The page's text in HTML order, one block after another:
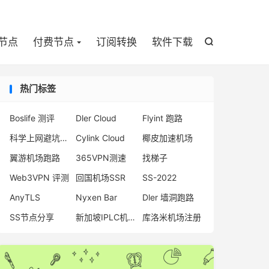

点 付费节点 订阅转换 软件下载
热门标签
Boslife 测评 Dler Cloud
Flyint 跑路
科学上网避坑指南
Cylink Cloud
椰皮加速机场
翼游机场跑路
365VPN测速
找梯子
Web3VPN 评测
回国机场SSR
SS-2022
AnyTLS
Nyxen Bar
Dler 墙洞跑路
SS节点分享
新加坡IPLC机场 库洛米机场注册